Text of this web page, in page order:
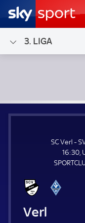
3. LIGA
SC Verl -
16:30,
SC Verl